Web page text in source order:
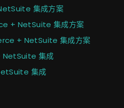
集成方案
+ NetSuite 集成方案
+ NetSuite 集成方案
集成
集成